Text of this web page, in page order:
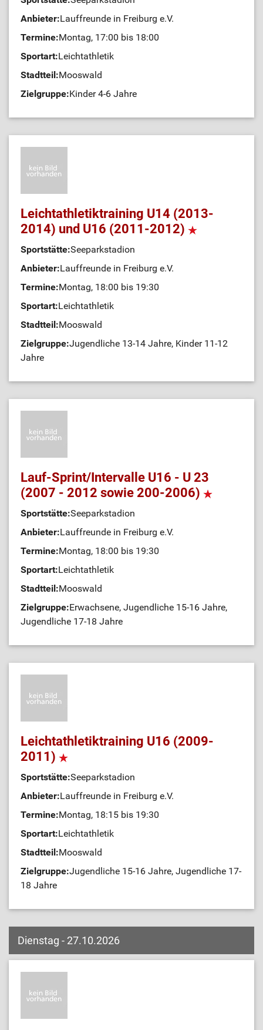
Anbieter:Lauffreunde in Freiburg e.V.
Termine:Montag, 17:00 bis 18:00
Sportart:Leichtathletik
Stadtteil:Mooswald
Zielgruppe:Kinder 4-6 Jahre
Leichtathletiktraining U14 (2013-
2014) und U16 (2011-2012)
Sportstätte:Seeparkstadion
Anbieter:Lauffreunde in Freiburg e.V.
Termine:Montag, 18:00 bis 19:30
Sportart:Leichtathletik
Stadtteil:Mooswald
Zielgruppe:Jugendliche 13-14 Jahre, Kinder 11-12
Jahre
Lauf-Sprint/Intervalle U16 - U 23
(2007 - 2012 sowie 200-2006)
Sportstätte:Seeparkstadion
Anbieter:Lauffreunde in Freiburg e.V.
Termine:Montag, 18:00 bis 19:30
Sportart:Leichtathletik
Stadtteil:Mooswald
Zielgruppe:Erwachsene, Jugendliche 15-16 Jahre,
Jugendliche 17-18 Jahre
Leichtathletiktraining U16 (2009-
2011)
Sportstätte:Seeparkstadion
Anbieter:Lauffreunde in Freiburg e.V.
Termine:Montag, 18:15 bis 19:30
Sportart:Leichtathletik
Stadtteil:Mooswald
Zielgruppe:Jugendliche 15-16 Jahre, Jugendliche 17-
18 Jahre
Dienstag - 27.10.2026